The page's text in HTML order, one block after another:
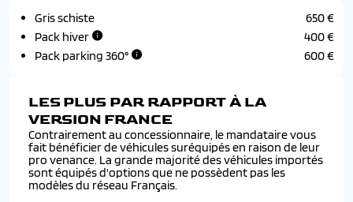
Gris schiste
650 €
Pack hiver
400 €
Pack parking 360°
600 €
LES PLUS PAR RAPPORT À LA
VERSION FRANCE
Contrairement au concessionnaire, le mandataire vous
fait bénéficier de véhicules suréquipés en raison de leur
pro venance. La grande majorité des véhicules importés
sont équipés d'options que ne possèdent pas les
modèles du réseau Français.